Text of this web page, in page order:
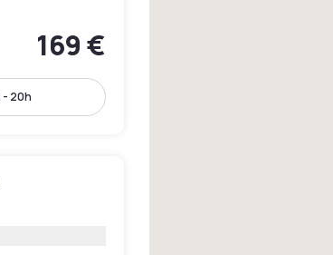
169 €
- 20h